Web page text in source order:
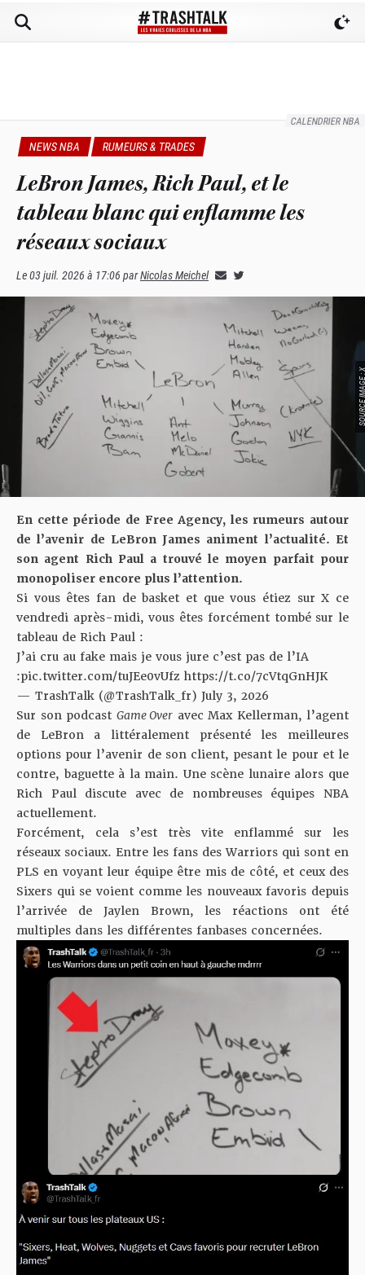
CALENDRIER NBA
NEWS NBA RUMEURS & TRADES
LeBron James, Rich Paul, et le
tableau blanc qui enflamme les
réseaux sociaux
Le03 juil. 2026 à 17:06 parNicolas Meichel
En cette période de Free Agency, les rumeurs autour
de l’avenir de LeBron James animent l’actualité. Et
son agent Rich Paul a trouvé le moyen parfait pour
monopoliser encore plus l’attention.
Si vous êtes fan de basket et que vous étiez sur X ce
vendredi après-midi, vous êtes forcément tombé sur le
tableau de Rich Paul :
J’ai cru au fake mais je vous jure c’est pas de l’IA
:pic.twitter.com/tuJEe0vUfz https://t.co/7cVtqGnHJK
— TrashTalk (@TrashTalk_fr) July 3, 2026
Sur son podcast Game Over avec Max Kellerman, l’agent
de LeBron a littéralement présenté les meilleures
options pour l’avenir de son client, pesant le pour et le
contre, baguette à la main. Une scène lunaire alors que
Rich Paul discute avec de nombreuses équipes NBA
actuellement.
Forcément, cela s’est très vite enflammé sur les
réseaux sociaux. Entre les fans des Warriors qui sont en
PLS en voyant leur équipe être mis de côté, et ceux des
Sixers qui se voient comme les nouveaux favoris depuis
l’arrivée de Jaylen Brown, les réactions ont été
multiples dans les différentes fanbases concernées.